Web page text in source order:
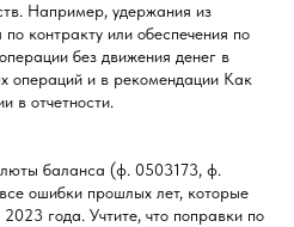
Например, удержания из
контракту или обеспечения по
без движения денег в
операций и в рекомендации Как
в отчетности.
баланса (ф. 0503173, ф.
ошибки прошлых лет, которые
года. Учтите, что поправки по